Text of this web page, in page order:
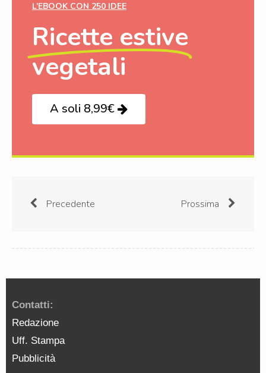
L’EBOOK CON 250 IDEE
Ricette estive
vegetali
A soli 8,99€
Precedente Prossima
Contatti:
Redazione
Uff. Stampa
Pubblicità